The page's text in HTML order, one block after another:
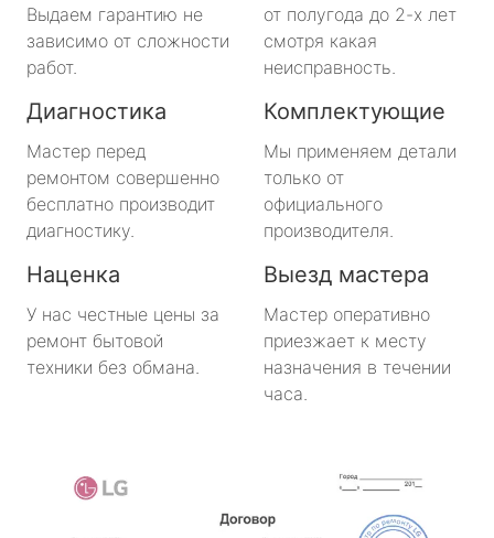
Выдаем гарантию не
зависимо от сложности
работ.
от полугода до 2-х лет
смотря какая
неисправность.
Диагностика
Мастер перед
ремонтом совершенно
бесплатно производит
диагностику.
Комплектующие
Мы применяем детали
только от
официального
производителя.
Наценка
У нас честные цены за
ремонт бытовой
техники без обмана.
Выезд мастера
Мастер оперативно
приезжает к месту
назначения в течении
часа.